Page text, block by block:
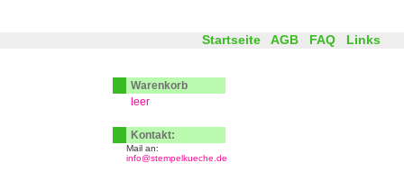
Startseite AGB FAQ Links
Warenkorb
leer
Kontakt:
Mail an:
info@stempelkueche.de